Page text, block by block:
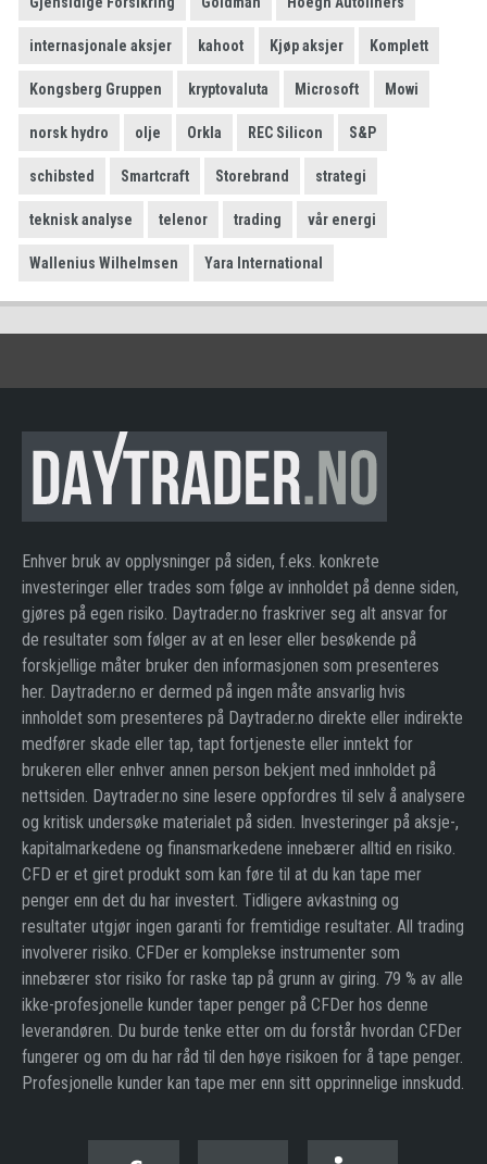
internasjonale aksjer kahoot Kjøp aksjer Komplett
Kongsberg Gruppen kryptovaluta Microsoft Mowi
norsk hydro olje Orkla REC Silicon S&P
schibsted Smartcraft Storebrand strategi
teknisk analyse telenor trading vår energi
Wallenius Wilhelmsen Yara International
Enhver bruk av opplysninger på siden, f.eks. konkrete
investeringer eller trades som følge av innholdet på denne siden,
gjøres på egen risiko. Daytrader.no fraskriver seg alt ansvar for
de resultater som følger av at en leser eller besøkende på
forskjellige måter bruker den informasjonen som presenteres
her. Daytrader.no er dermed på ingen måte ansvarlig hvis
innholdet som presenteres på Daytrader.no direkte eller indirekte
medfører skade eller tap, tapt fortjeneste eller inntekt for
brukeren eller enhver annen person bekjent med innholdet på
nettsiden. Daytrader.no sine lesere oppfordres til selv å analysere
og kritisk undersøke materialet på siden. Investeringer på aksje-,
kapitalmarkedene og finansmarkedene innebærer alltid en risiko.
CFD er et giret produkt som kan føre til at du kan tape mer
penger enn det du har investert. Tidligere avkastning og
resultater utgjør ingen garanti for fremtidige resultater. All trading
involverer risiko. CFDer er komplekse instrumenter som
innebærer stor risiko for raske tap på grunn av giring. 79 % av alle
ikke-profesjonelle kunder taper penger på CFDer hos denne
leverandøren. Du burde tenke etter om du forstår hvordan CFDer
fungerer og om du har råd til den høye risikoen for å tape penger.
Profesjonelle kunder kan tape mer enn sitt opprinnelige innskudd.